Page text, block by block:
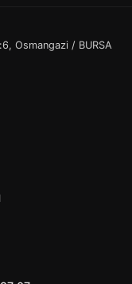
Osmangazi / BURSA